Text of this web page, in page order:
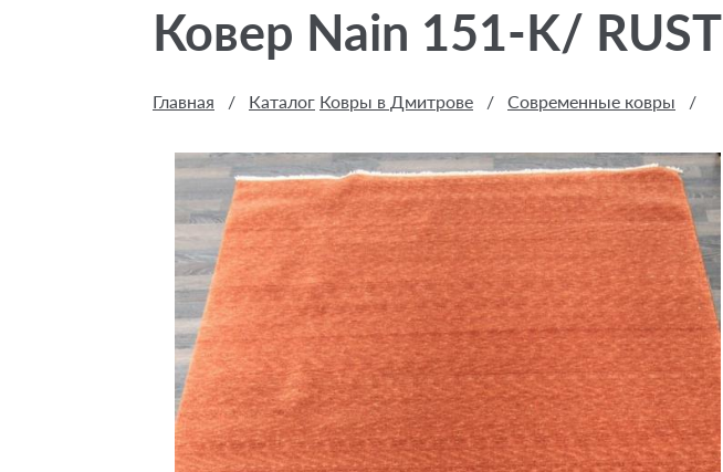
Ковер Nain 151-K/ RUST
Главная / Каталог Ковры в Дмитрове / Современные ковры /